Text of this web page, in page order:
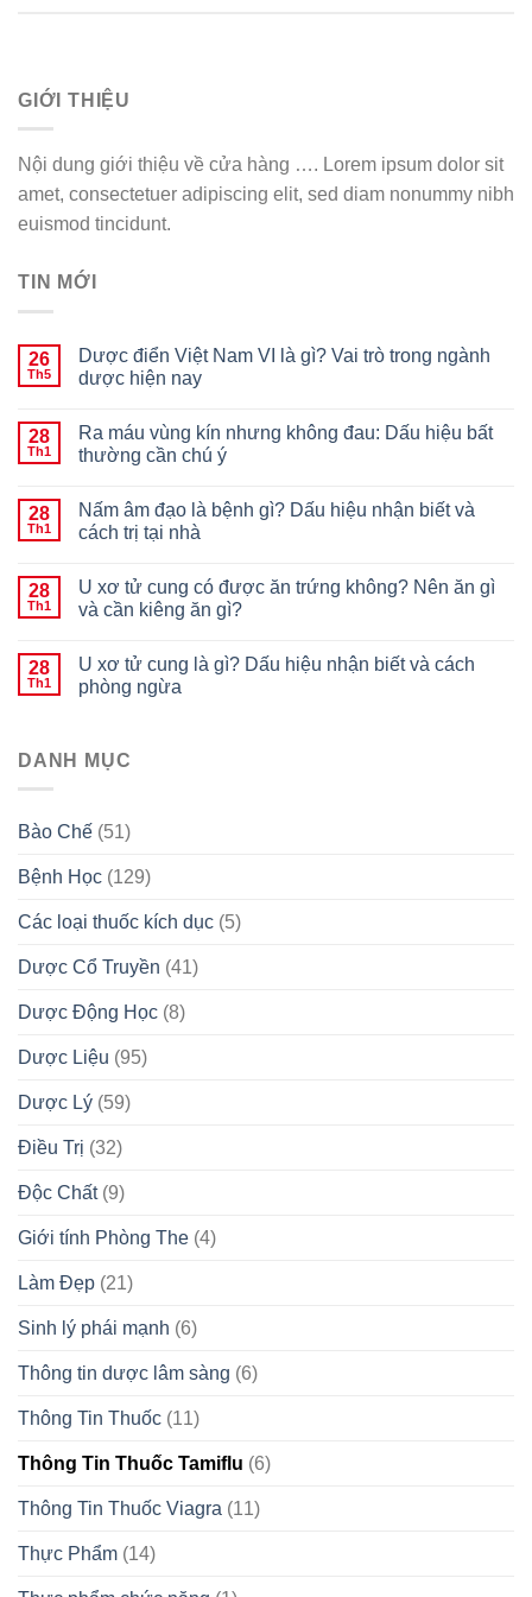
GIỚI THIỆU
Nội dung giới thiệu về cửa hàng …. Lorem ipsum dolor sit
amet, consectetuer adipiscing elit, sed diam nonummy nibh
euismod tincidunt.
TIN MỚI
26
Th5
Dược điển Việt Nam VI là gì? Vai trò trong ngành
dược hiện nay
28
Th1
Ra máu vùng kín nhưng không đau: Dấu hiệu bất
thường cần chú ý
28
Th1
Nấm âm đạo là bệnh gì? Dấu hiệu nhận biết và
cách trị tại nhà
28
Th1
U xơ tử cung có được ăn trứng không? Nên ăn gì
và cần kiêng ăn gì?
28
Th1
U xơ tử cung là gì? Dấu hiệu nhận biết và cách
phòng ngừa
DANH MỤC
Bào Chế (51)
Bệnh Học (129)
Các loại thuốc kích dục (5)
Dược Cổ Truyền (41)
Dược Động Học (8)
Dược Liệu (95)
Dược Lý (59)
Điều Trị (32)
Độc Chất(9)
Giới tính Phòng The (4)
Làm Đẹp (21)
Sinh lý phái mạnh (6)
Thông tin dược lâm sàng (6)
Thông Tin Thuốc (11)
Thông Tin Thuốc Tamiflu (6)
Thông Tin Thuốc Viagra (11)
Thực Phẩm (14)